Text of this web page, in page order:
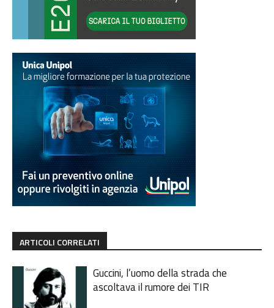
ARTICOLI CORRELATI
Guccini, l’uomo della strada che
ascoltava il rumore dei TIR